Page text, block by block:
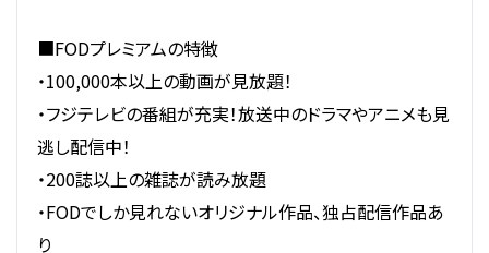
■FODプレミアムの特徴
・100,000本以上の動画が見放題！
・フジテレビの番組が充実！放送中のドラマやアニメも見
逃し配信中！
・200誌以上の雑誌が読み放題
・FODでしか見れないオリジナル作品、独占配信作品あ
り